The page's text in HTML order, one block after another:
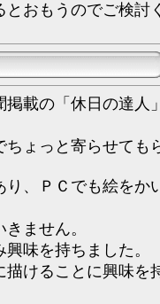
おもうのでご検討
載の「休日の達人
ちょっと寄らせても
、ＰＣでも絵をか
ません。
味を持ちました。
けることに興味を